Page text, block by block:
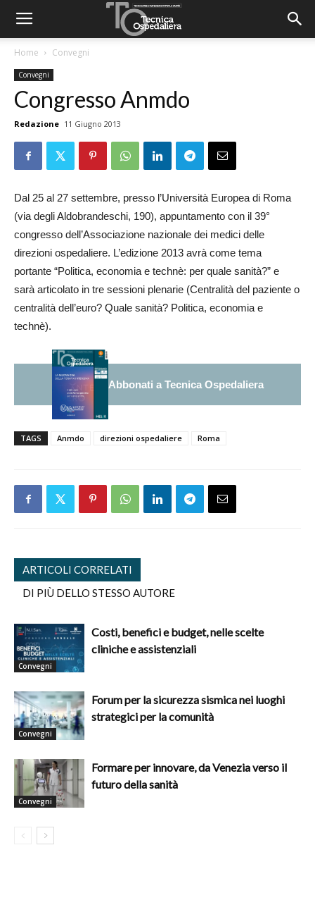
Home Convegni
Convegni
Congresso Anmdo
Redazione 11 Giugno 2013
Dal 25 al 27 settembre, presso l’Università Europea di Roma
(via degli Aldobrandeschi, 190), appuntamento con il 39°
congresso dell’Associazione nazionale dei medici delle
direzioni ospedaliere. L’edizione 2013 avrà come tema
portante “Politica, economia e technè: per quale sanità?” e
sarà articolato in tre sessioni plenarie (Centralità del paziente o
centralità dell’euro? Quale sanità? Politica, economia e
technè).
Abbonati a Tecnica Ospedaliera
TAGS Anmdo direzioni ospedaliere Roma
ARTICOLI CORRELATI
DI PIÙ DELLO STESSO AUTORE
Convegni
Costi, benefici e budget, nelle scelte
cliniche e assistenziali
Convegni
Forum per la sicurezza sismica nei luoghi
strategici per la comunità
Convegni
Formare per innovare, da Venezia verso il
futuro della sanità